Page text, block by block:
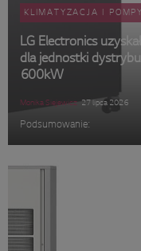
KLIMATYZACJA I
LG Electronics
dla jednostki
600kW
Monika Siejewicz 27 lipca 2026
Podsumowanie: